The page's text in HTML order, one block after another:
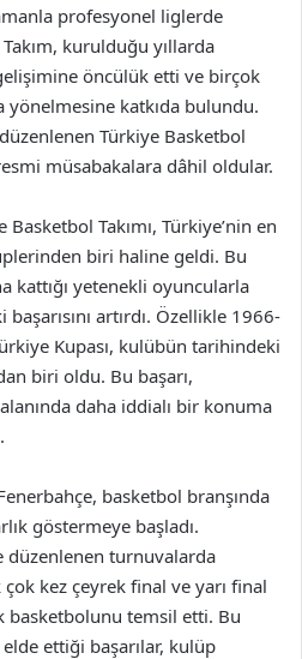
profesyonel liglerde
kurulduğu yıllarda
öncülük etti ve birçok
katkıda bulundu.
Türkiye Basketbol
müsabakalara dâhil oldular.
Takımı, Türkiye’nin en
biri haline geldi. Bu
kattığı yetenekli oyuncularla
artırdı. Özellikle 1966-
Kupası, kulübün tarihindeki
biri oldu. Bu başarı,
daha iddialı bir konuma
basketbol branşında
göstermeye başladı.
düzenlenen turnuvalarda
kez çeyrek final ve yarı final
basketbolunu temsil etti. Bu
ettiği başarılar, kulüp